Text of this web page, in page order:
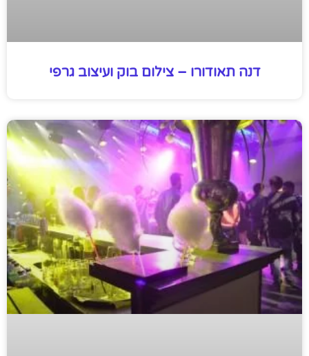
דנה תאודורו – צילום בוק ועיצוב גרפי